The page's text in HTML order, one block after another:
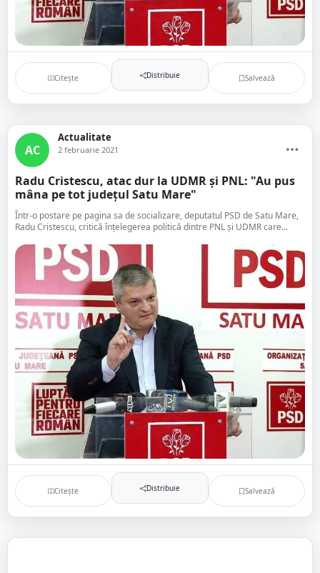
Citește Distribuie Salvează
AC
Actualitate
2 februarie 2021
Radu Cristescu, atac dur la UDMR și PNL: "Au pus
mâna pe tot județul Satu Mare"
Într-o postare pe pagina sa de socializare, deputatul PSD de Satu Mare,
Radu Cristescu, critică înțelegerea politică dintre PNL și UDMR care...
Citește Distribuie Salvează